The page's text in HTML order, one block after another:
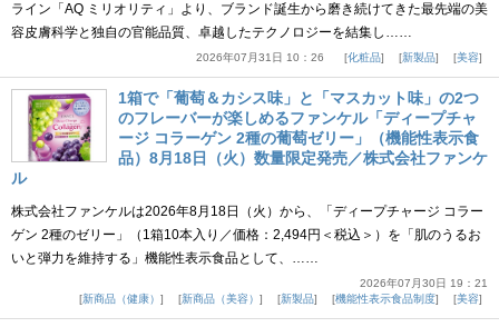
ライン「AQ ミリオリティ」より、ブランド誕生から磨き続けてきた最先端の美
容皮膚科学と独自の官能品質、卓越したテクノロジーを結集し……
2026年07月31日 10：26 化粧品 新製品 美容
1箱で「葡萄＆カシス味」と「マスカット味」の2つ
のフレーバーが楽しめるファンケル「ディープチャ
ージ コラーゲン 2種の葡萄ゼリー」（機能性表示食
品）8月18日（火）数量限定発売／株式会社ファンケ
ル
株式会社ファンケルは2026年8月18日（火）から、「ディープチャージ コラー
ゲン 2種のゼリー」（1箱10本入り／価格：2,494円＜税込＞）を「肌のうるお
いと弾力を維持する」機能性表示食品として、……
2026年07月30日 19：21
新商品（健康）
新商品（美容） 新製品 機能性表示食品制度 美容